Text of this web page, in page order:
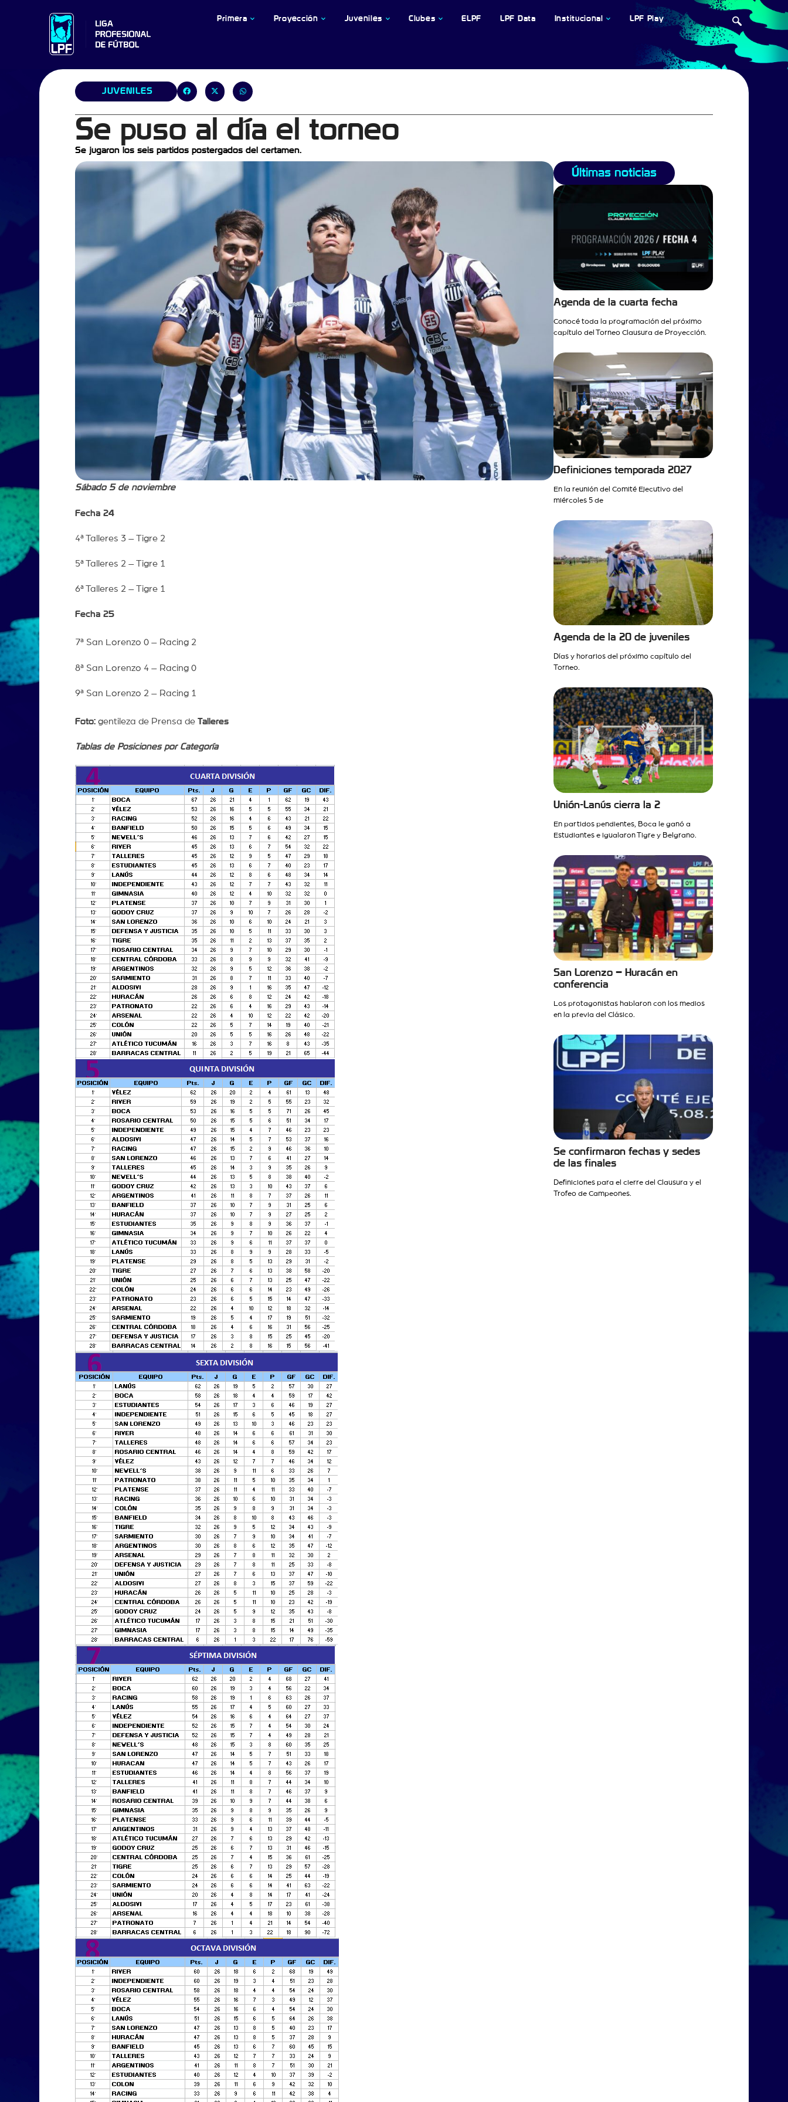
Primera Proyección Juveniles Clubes ELPF LPF Data Institucional LPF Play
JUVENILES
Se puso al día el torneo
Se jugaron los seis partidos postergados del certamen.
Sábado 5 de noviembre
Fecha 24
4ª Talleres 3 – Tigre 2
5ª Talleres 2 – Tigre 1
6ª Talleres 2 – Tigre 1
Fecha 25
7ª San Lorenzo 0 – Racing 2
8ª San Lorenzo 4 – Racing 0
9ª San Lorenzo 2 – Racing 1
Foto:gentileza de Prensa de Talleres
Tablas de Posiciones por Categoría
Últimas noticias
Agenda de la cuarta fecha
Conocé toda la programación del próximo
capítulo del Torneo Clausura de Proyección.
Definiciones temporada 2027
En la reunión del Comité Ejecutivo del
miércoles 5 de
Agenda de la 20 de juveniles
Días y horarios del próximo capítulo del
Torneo.
Unión-Lanús cierra la 2
En partidos pendientes, Boca le ganó a
Estudiantes e igualaron Tigre y Belgrano.
San Lorenzo – Huracán en
conferencia
Los protagonistas hablaron con los medios
en la previa del Clásico.
Se confirmaron fechas y sedes
de las finales
Definiciones para el cierre del Clausura y el
Trofeo de Campeones.